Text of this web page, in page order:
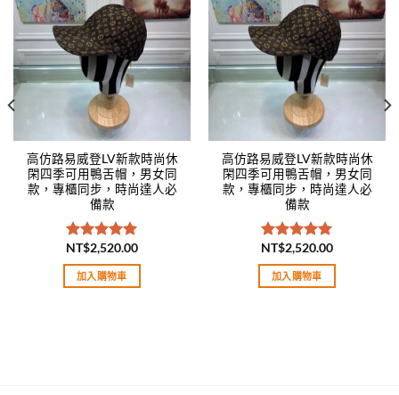
Add to
wishlist
高仿路易威登LV新款時尚休
閑四季可用鴨舌帽，男女同
款，專櫃同步，時尚達人必
備款
評分5.00
滿分 5
NT$2,520.00
加入購物車
Add to
wishlist
高仿路易威登LV新款時尚休
閑四季可用鴨舌帽，男女同
款，專櫃同步，時尚達人必
備款
評分5.00
滿分 5
NT$2,520.00
加入購物車